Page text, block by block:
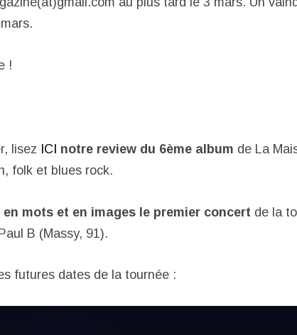
!
lisez ICI notre review du 6ème album de La
folk et blues rock.
en mots et en images le premier concert de la
B (Massy, 91).
futures dates de la tournée :